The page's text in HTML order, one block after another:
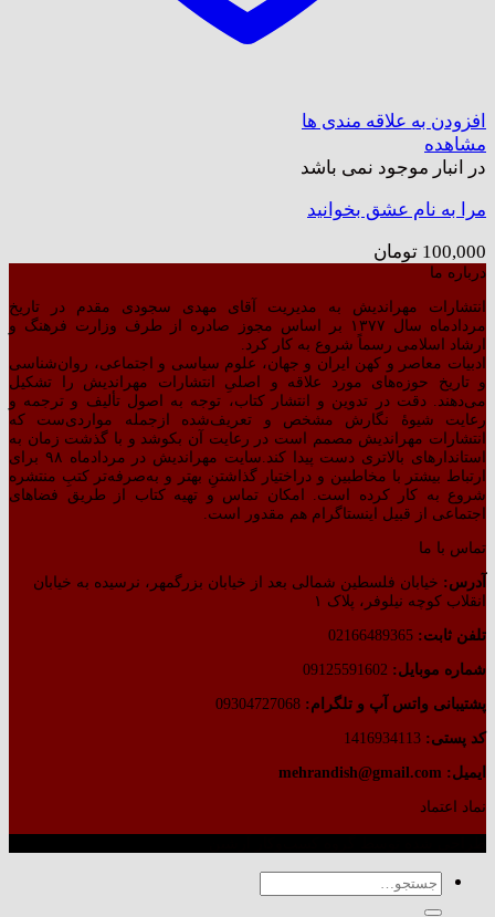
افزودن به علاقه مندی ها
مشاهده
در انبار موجود نمی باشد
مرا به نام عشق بخوانید
100,000 تومان
درباره ما
انتشارات مهراندیش به مدیریت آقای مهدی سجودی مقدم در تاریخ
مردادماه سال ۱۳۷۷ بر اساس مجوز صادره از طرف وزارت فرهنگ و
ارشاد اسلامی رسماً شروع به کار کرد.
ادبیات معاصر و کهن ایران و جهان، علوم سیاسی و اجتماعی، روان‌شناسی
و تاریخ حوزه‌های مورد علاقه و اصلیِ انتشارات مهراندیش را تشکیل
می‌دهند. دقت در تدوین و انتشار کتاب،‌ توجه به اصول تألیف و ترجمه و
رعایت شیوهٔ نگارش مشخص و تعریف‌شده ازجمله مواردی‌ست که
انتشارات مهراندیش مصمم است در رعایت آن بکوشد و با گذشت زمان به
استاندارهای بالاتری دست پیدا کند.سایت مهراندیش در مردادماه ۹۸ برای
ارتباط بیشتر با مخاطبین و دراختیار گذاشتنِ بهتر و به‌صرفه‌تر کتبِ منتشره
شروع به کار کرده است. امکان تماس و تهیه کتاب از طریق فضاهای
اجتماعی از قبیل اینستاگرام هم مقدور است.
تماس با ما
آدرس: خیابان فلسطین شمالی بعد از خیابان بزرگمهر، نرسیده به خیابان
انقلاب کوچه نیلوفر، پلاک ۱
تلفن ثابت:
شماره موبایل:
پشتیبانی واتس آپ و تلگرام:
کد پستی:
ایمیل: mehrandish@gmail.com
نماد اعتماد
جستجو
برای: